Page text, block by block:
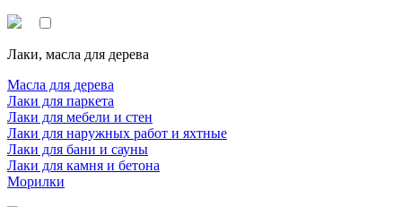
Лаки, масла для дерева
Масла для дерева
Лаки для паркета
Лаки для мебели и стен
Лаки для наружных работ и яхтные
Лаки для бани и сауны
Лаки для камня и бетона
Морилки